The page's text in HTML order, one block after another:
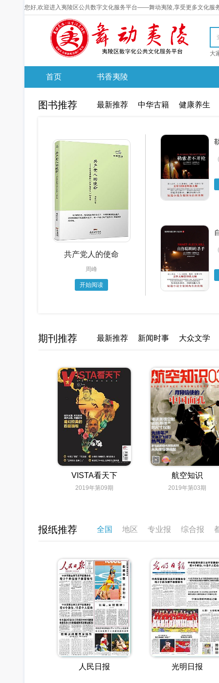
您好,欢迎进入夷陵区公共数字文化服务平台——舞动夷陵,享受更多文化服
首页 书香夷陵
图书推荐 最新推荐 中华古籍 健康养生
共产党人的使命
周峰
开始阅读
期刊推荐 最新推荐 新闻时事
大众文学
VISTA看天下
2019年第09期
航空知识
2019年第03期
报纸推荐 全国 地区 专业报 综合报
人民日报 光明日报